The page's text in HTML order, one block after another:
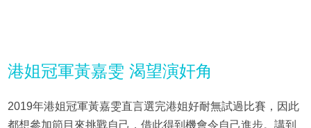
港姐冠軍黃嘉雯 渴望演奸角
2019年港姐冠軍黃嘉雯直言選完港姐好耐無試過比賽，因此
都想參加節目來挑戰自己，借此得到機會令自己進步。講到